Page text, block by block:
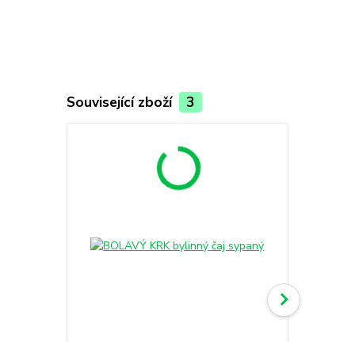
Související zboží 3